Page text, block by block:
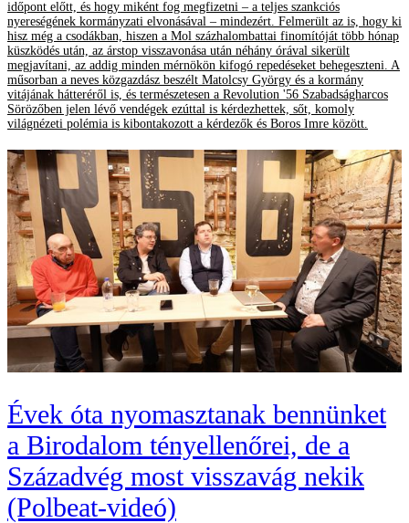
időpont előtt, és hogy miként fog megfizetni – a teljes szankciós
nyereségének kormányzati elvonásával – mindezért. Felmerült az is, hogy ki
hisz még a csodákban, hiszen a Mol százhalombattai finomítóját több hónap
küszködés után, az árstop visszavonása után néhány órával sikerült
megjavítani, az addig minden mérnökön kifogó repedéseket behegeszteni. A
műsorban a neves közgazdász beszélt Matolcsy György és a kormány
vitájának hátteréről is, és természetesen a Revolution '56 Szabadságharcos
Sörözőben jelen lévő vendégek ezúttal is kérdezhettek, sőt, komoly
világnézeti polémia is kibontakozott a kérdezők és Boros Imre között.
Évek óta nyomasztanak bennünket
a Birodalom tényellenőrei, de a
Századvég most visszavág nekik
(Polbeat-videó)